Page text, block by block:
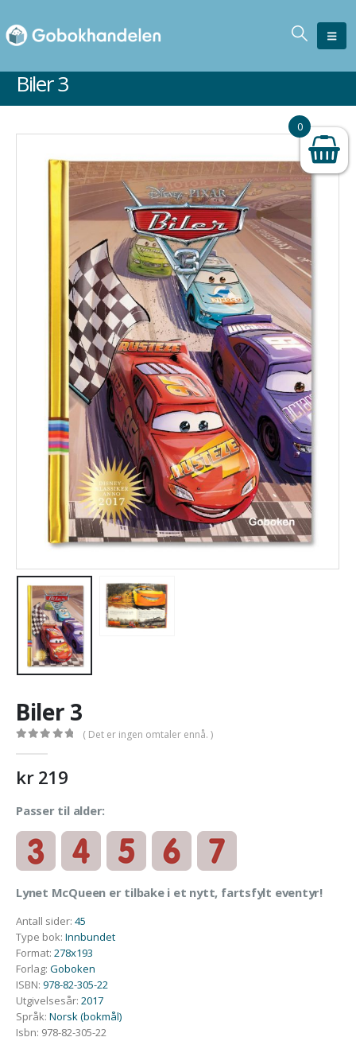
Biler 3
Biler 3
( Det er ingen omtaler ennå. )
kr219
Passer til alder:
Lynet McQueen er tilbake i et nytt, fartsfylt eventyr!
Antall sider: 45
Type bok: Innbundet
Format: 278x193
Forlag: Goboken
ISBN: 978-82-305-22
Utgivelsesår: 2017
Språk: Norsk (bokmål)
Isbn: 978-82-305-22
0